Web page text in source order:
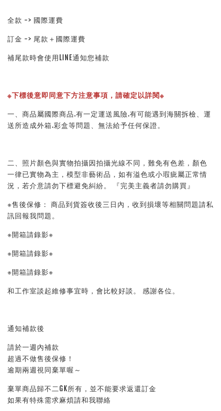
全款 -> 國際運費
訂金 -> 尾款＋國際運費
補尾款時會使用LINE通知您補款
※下標後意即同意下方注意事項，請確定以詳閱※
一、商品屬國際商品.有一定運送風險.有可能遇到海關拆檢、運
送所造成外箱.彩盒等問題、無法給予任何保證。
二、照片顏色與實物拍攝因拍攝光線不同，難免有色差，顏色
一律已實物為主，模型非藝術品，如有溢色或小瑕疵屬正常情
況，若介意請勿下標避免糾紛。 『完美主義者請勿購買』
※售後保修： 商品到貨簽收後三日內，收到損壞等相關問題請私
訊回報我問題。
※開箱請錄影※
※開箱請錄影※
※開箱請錄影※
和工作室談起維修事宜時，會比較好談。 感謝各位。
通知補款後
請於一週內補款
超過不做售後保修！
逾期兩週視同棄單喔～
棄單商品歸不二GK所有，並不能要求返還訂金
如果有特殊需求麻煩請和我聯絡